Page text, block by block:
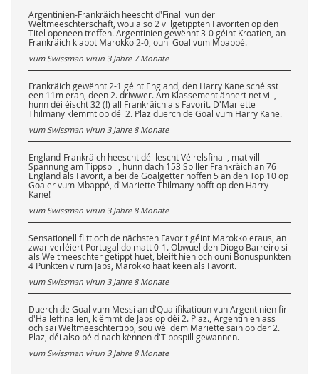
Argentinien-Frankräich heescht d'Finall vun der
Weltmeeschterschaft, wou also 2 villgetippten Favoriten op den
Titel openeen treffen. Argentinien gewënnt 3-0 géint Kroatien, an
Frankräich klappt Marokko 2-0, ouni Goal vum Mbappé.
vum Swissman virun 3 Jahre 7 Monate
Frankräich gewënnt 2-1 géint England, den Harry Kane schéisst
een 11m eran, deen 2. driwwer. Am Klassement ännert net vill,
hunn déi éischt 32 (!) all Frankräich als Favorit. D'Mariette
Thilmany klëmmt op déi 2. Plaz duerch de Goal vum Harry Kane.
vum Swissman virun 3 Jahre 8 Monate
England-Frankräich heescht déi lescht Véirelsfinall, mat vill
Spannung am Tippspill, hunn dach 153 Spiller Frankräich an 76
England als Favorit, a bei de Goalgetter hoffen 5 an den Top 10 op
Goaler vum Mbappé, d'Mariette Thilmany hofft op den Harry
Kane!
vum Swissman virun 3 Jahre 8 Monate
Sensationell flitt och de nächsten Favorit géint Marokko eraus, an
zwar verléiert Portugal do matt 0-1. Obwuel den Diogo Barreiro si
als Weltmeeschter getippt huet, bleift hien och ouni Bonuspunkten
4 Punkten virum Japs, Marokko haat keen als Favorit.
vum Swissman virun 3 Jahre 8 Monate
Duerch de Goal vum Messi an d'Qualifikatioun vun Argentinien fir
d'Halleffinallen, klëmmt de Japs op déi 2. Plaz., Argentinien ass
och säi Weltmeeschtertipp, sou wéi dem Mariette säin op der 2.
Plaz, déi also béid nach kënnen d'Tippspill gewannen.
vum Swissman virun 3 Jahre 8 Monate